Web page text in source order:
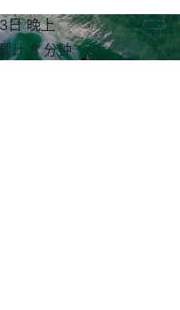
日 晚上
计 8 分钟